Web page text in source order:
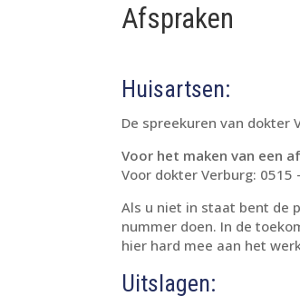
Afspraken
Huisartsen:
De spreekuren van dokter
Voor het maken van een
Voor dokter Verburg: 0515
Als u niet in staat bent de
nummer doen. In de
hier hard mee aan het
Uitslagen: